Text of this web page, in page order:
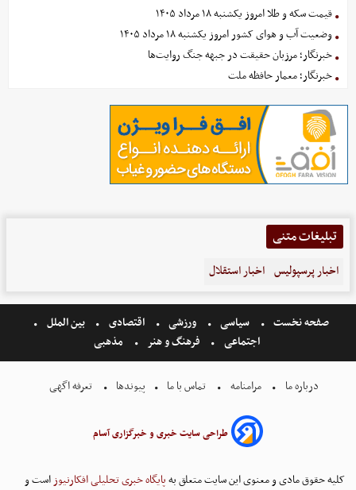
قیمت سکه و طلا امروز یکشنبه ۱۸ مرداد ۱۴۰۵
وضعیت آب و هوای کشور امروز یکشنبه ۱۸ مرداد ۱۴۰۵
خبرنگار؛ مرزبان حقیقت در جبهه جنگ روایت‌ها
خبرنگار؛ معمار حافظه ملت
تبلیغات متنی
اخبار پرسپولیس اخبار استقلال
صفحه نخست سیاسی ورزشی اقتصادی
بین الملل
اجتماعی
فرهنگ و هنر مذهبی
درباره ما مرامنامه تماس با ما پیوندها تعرفه اگهی
طراحی سایت خبری و خبرگزاری آسام
کلیه حقوق مادی و معنوی این سایت متعلق بهپایگاه خبری تحلیلی افکارنیوزاست و